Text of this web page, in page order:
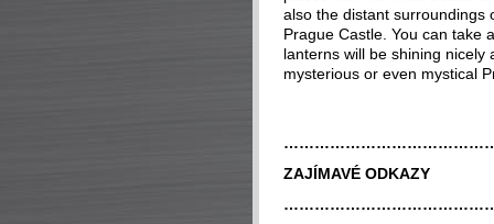
also the distant surroundings
Prague Castle. You can take
lanterns will be shining
mysterious or even mystical
ZAJÍMAVÉ ODKAZY